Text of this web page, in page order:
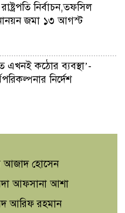
নির্বাচন,তফসিল
জমা ১৩ আগস্ট
এখনই কঠোর ব্যবস্থা’-
নির্দেশ
দুর্ঘটনাই সবচেয়ে
মহিষমারা কলেজে গড়ে উঠছে
উদ্যোক্তা
হোসেন
আফসানা আশা
আরিফ রহমান